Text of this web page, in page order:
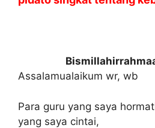
Assalamualaikum wr, wb
Para guru yang saya
yang saya cintai,